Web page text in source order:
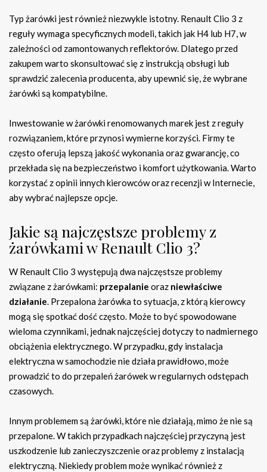
Typ żarówki jest również niezwykle istotny. Renault Clio 3 z
reguły wymaga specyficznych modeli, takich jak H4 lub H7, w
zależności od zamontowanych reflektorów. Dlatego przed
zakupem warto skonsultować się z instrukcją obsługi lub
sprawdzić zalecenia producenta, aby upewnić się, że wybrane
żarówki są kompatybilne.
Inwestowanie w żarówki renomowanych marek jest z reguły
rozwiązaniem, które przynosi wymierne korzyści. Firmy te
często oferują lepszą jakość wykonania oraz gwarancję, co
przekłada się na bezpieczeństwo i komfort użytkowania. Warto
korzystać z opinii innych kierowców oraz recenzji w Internecie,
aby wybrać najlepsze opcje.
Jakie są najczęstsze problemy z
żarówkami w Renault Clio 3?
W Renault Clio 3 występują dwa najczęstsze problemy
związane z żarówkami: przepalanie oraz niewłaściwe
działanie. Przepalona żarówka to sytuacja, z którą kierowcy
mogą się spotkać dość często. Może to być spowodowane
wieloma czynnikami, jednak najczęściej dotyczy to nadmiernego
obciążenia elektrycznego. W przypadku, gdy instalacja
elektryczna w samochodzie nie działa prawidłowo, może
prowadzić to do przepaleń żarówek w regularnych odstępach
czasowych.
Innym problemem są żarówki, które nie działają, mimo że nie są
przepalone. W takich przypadkach najczęściej przyczyną jest
uszkodzenie lub zanieczyszczenie oraz problemy z instalacją
elektryczną. Niekiedy problem może wynikać również z